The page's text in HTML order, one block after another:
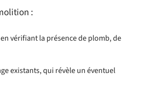
:
vérifiant la présence de plomb, de
existants, qui révèle un éventuel